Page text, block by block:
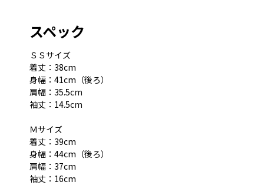
スペック
ＳＳサイズ
着丈：38cm
身幅：41cm（後ろ）
肩幅：35.5cm
袖丈：14.5cm
Ｍサイズ
着丈：39cm
身幅：44cm（後ろ）
肩幅：37cm
袖丈：16cm